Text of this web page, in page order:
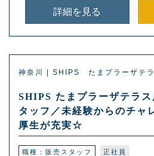
詳細を見る
神奈川 | SHIPS たまプラーザテ
SHIPS たまプラーザテラ
タッフ／未経験からのチャ
厚生が充実☆
職種：販売スタッフ 正社員